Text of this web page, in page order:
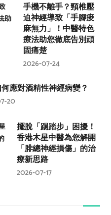
手機不離手？頸椎壓
迫神經導致「手腳痠
麻無力」！中醫特色
療法助您徹底告別頑
固痛楚
2026-07-24
應對酒精性神經病變？
20
擺脫「踢踏步」困擾！
香港木星中醫為您解開
「腓總神經損傷」的治
療新思路
2026-07-17